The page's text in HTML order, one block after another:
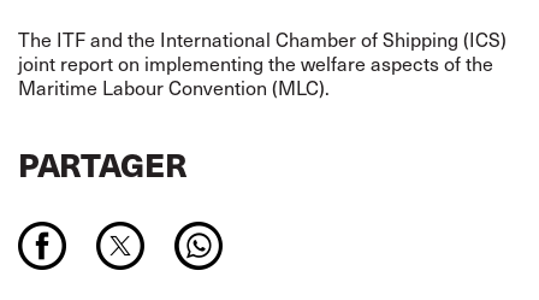
The ITF and the International Chamber of Shipping (ICS)
joint report on implementing the welfare aspects of the
Maritime Labour Convention (MLC).
PARTAGER